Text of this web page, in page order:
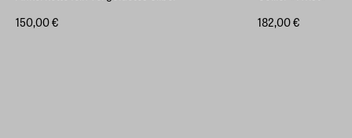
150,00 €
182,00 €